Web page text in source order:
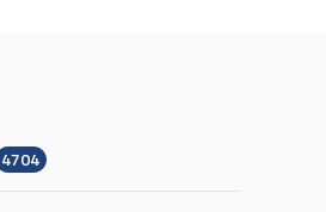
4704